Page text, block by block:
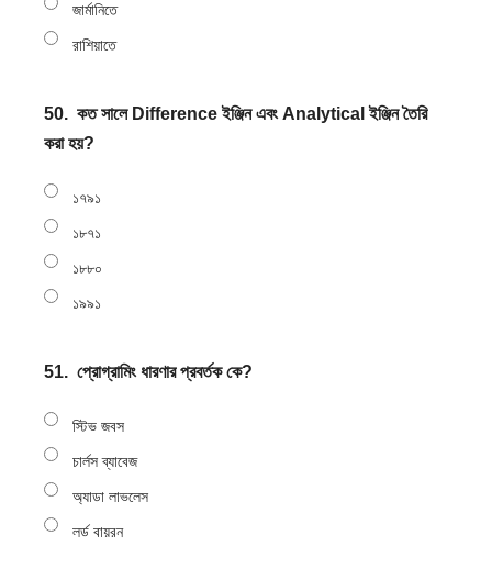
জার্মানিতে
রাশিয়াতে
50. কত সালে Difference ইঞ্জিন এবং Analytical ইঞ্জিন তৈরি
করা হয়?
১৭৯১
১৮৭১
১৮৮০
১৯৯১
51. প্রোগ্রামিং ধারণার প্রবর্তক কে?
স্টিভ জবস
চার্লস ব্যাবেজ
অ্যাডা লাভলেস
লর্ড বায়রন